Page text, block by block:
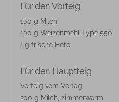
Für den Vorteig
100 g Milch
100 g Weizenmehl Type 550
1 g frische Hefe
Für den Hauptteig
Vorteig vom Vortag
200 g Milch, zimmerwarm